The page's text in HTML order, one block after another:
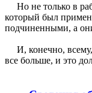
Но не только в
который был
подчиненными, а
И, конечно, всему,
все больше, и это